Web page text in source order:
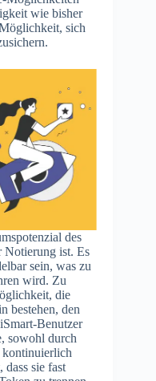
wie bisher
sich
des
Notierung ist. Es
sein, was zu
wird. Zu
die
bestehen, den
Benutzer
sowohl durch
dass sie fast